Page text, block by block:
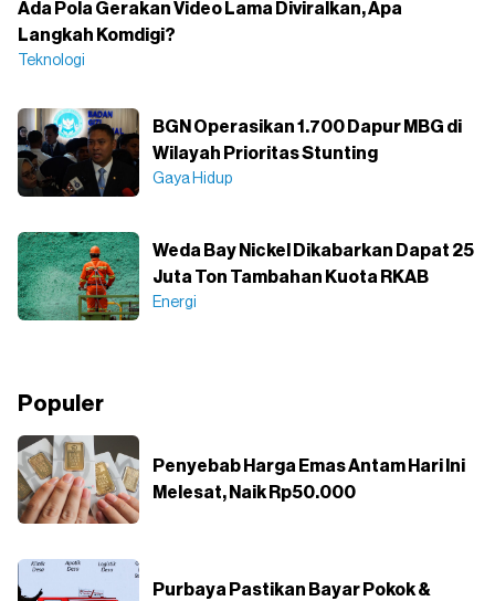
Ada Pola Gerakan Video Lama Diviralkan, Apa
Langkah Komdigi?
Teknologi
BGN Operasikan 1.700 Dapur MBG di
Wilayah Prioritas Stunting
Gaya Hidup
Weda Bay Nickel Dikabarkan Dapat 25
Juta Ton Tambahan Kuota RKAB
Energi
Populer
Penyebab Harga Emas Antam Hari Ini
Melesat, Naik Rp50.000
Purbaya Pastikan Bayar Pokok &